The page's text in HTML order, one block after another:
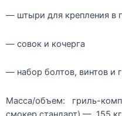
— штыри для крепления в
— совок и кочерга
— набор болтов, винтов и
Масса/объем: гриль-